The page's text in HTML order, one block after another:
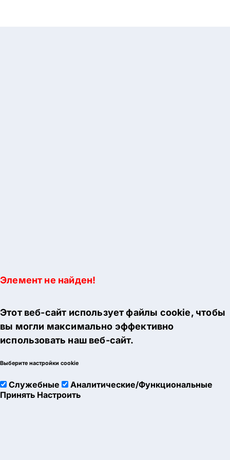
Элемент не найден!
Этот веб-сайт использует файлы cookie, чтобы
вы могли максимально эффективно
использовать наш веб-сайт.
Выберите настройки cookie
Служебные
Аналитические/Функциональные
Принять Настроить